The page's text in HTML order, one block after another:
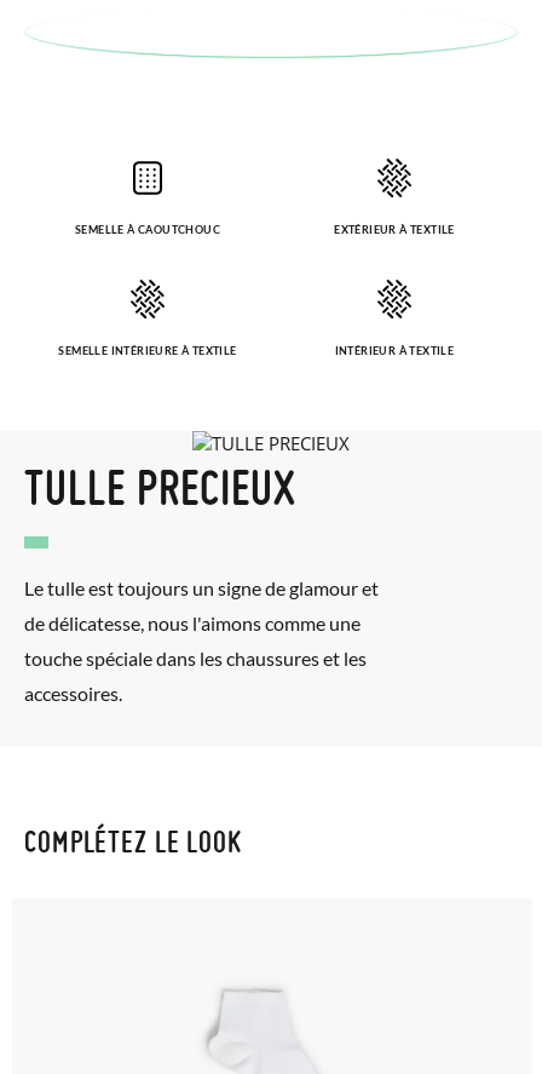
SEMELLE À CAOUTCHOUC EXTÉRIEUR À TEXTILE
SEMELLE INTÉRIEURE À TEXTILE INTÉRIEUR À TEXTILE
TULLE PRECIEUX
Le tulle est toujours un signe de glamour et
de délicatesse, nous l'aimons comme une
touche spéciale dans les chaussures et les
accessoires.
COMPLÉTEZ LE LOOK